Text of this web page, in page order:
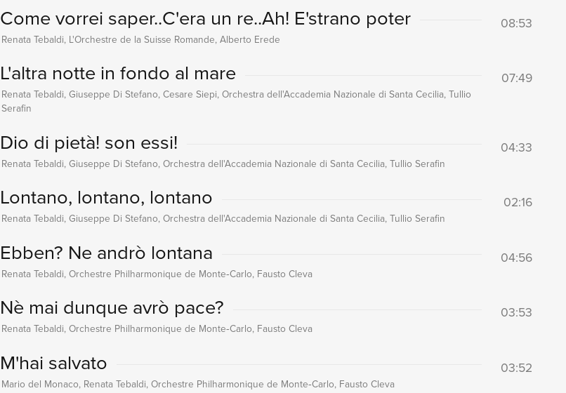
Come vorrei saper..C'era un re..Ah! E'strano poter 08:53
Renata Tebaldi, L'Orchestre de la Suisse Romande, Alberto Erede
L'altra notte in fondo al mare 07:49
Renata Tebaldi, Giuseppe Di Stefano, Cesare Siepi, Orchestra dell'Accademia Nazionale di Santa Cecilia, Tullio
Serafin
Dio di pietà! son essi! 04:33
Renata Tebaldi, Giuseppe Di Stefano, Orchestra dell'Accademia Nazionale di Santa Cecilia, Tullio Serafin
Lontano, lontano, lontano 02:16
Renata Tebaldi, Giuseppe Di Stefano, Orchestra dell'Accademia Nazionale di Santa Cecilia, Tullio Serafin
Ebben? Ne andrò lontana 04:56
Renata Tebaldi, Orchestre Philharmonique de Monte‐Carlo, Fausto Cleva
Nè mai dunque avrò pace? 03:53
Renata Tebaldi, Orchestre Philharmonique de Monte‐Carlo, Fausto Cleva
M'hai salvato 03:52
Mario del Monaco, Renata Tebaldi, Orchestre Philharmonique de Monte‐Carlo, Fausto Cleva